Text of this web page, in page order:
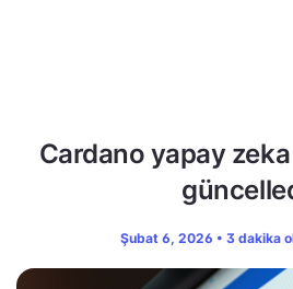
Cardano yapay zeka
Şubat 6, 2026 • 3 dakika